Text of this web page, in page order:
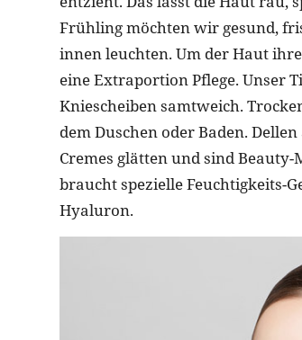
Frühling möchten wir gesund,
innen leuchten. Um der Haut
eine Extraportion Pflege. Unser
Kniescheiben samtweich.
dem Duschen oder Baden.
Cremes glätten und sind
braucht spezielle Feuchtigkeits-
Hyaluron.